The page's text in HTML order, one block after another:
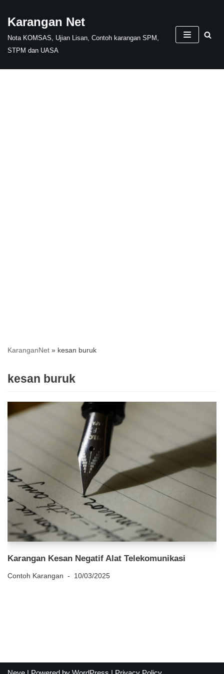
Skip
to
content
Karangan Net
Nota KOMSAS, Ujian Lisan, Contoh karangan SPM,
STPM dan UASA
KaranganNet » kesan buruk
kesan buruk
Karangan Kesan Negatif Alat Telekomunikasi
Contoh Karangan 10/03/2025